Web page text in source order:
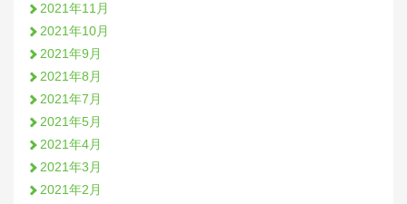
2021年11月
2021年10月
2021年9月
2021年8月
2021年7月
2021年5月
2021年4月
2021年3月
2021年2月